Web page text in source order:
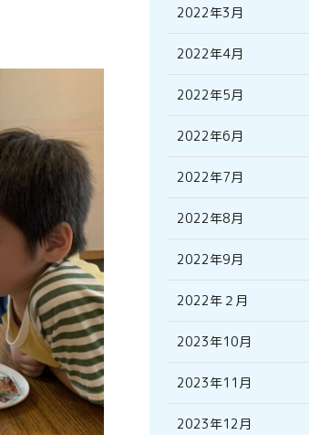
2022年3月
2022年4月
2022年5月
2022年6月
2022年7月
2022年8月
2022年9月
2022年２月
2023年10月
2023年11月
2023年12月